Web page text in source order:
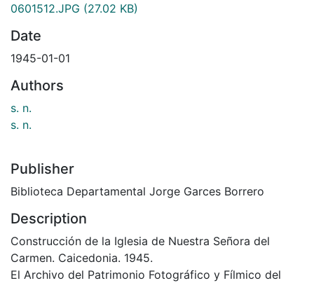
0601512.JPG (27.02 KB)
Date
1945-01-01
Authors
s. n.
s. n.
Publisher
Biblioteca Departamental Jorge Garces Borrero
Description
Construcción de la Iglesia de Nuestra Señora del
Carmen. Caicedonia. 1945.
El Archivo del Patrimonio Fotográfico y Fílmico del